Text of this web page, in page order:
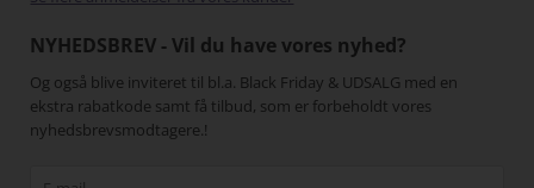
NYHEDSBREV - Vil du have vores nyhed?
Og også blive inviteret til bl.a. Black Friday & UDSALG med en
ekstra rabatkode samt få tilbud, som er forbeholdt vores
nyhedsbrevsmodtagere.!